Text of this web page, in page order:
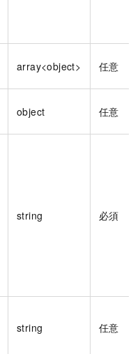
array<object> 任意
object 任意
string 必須
string 任意